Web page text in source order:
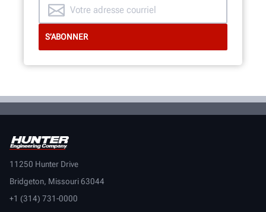
DÉCOUVRIR
11250 Hunter Drive
Bridgeton, Missouri 63044
+1 (314) 731-0000